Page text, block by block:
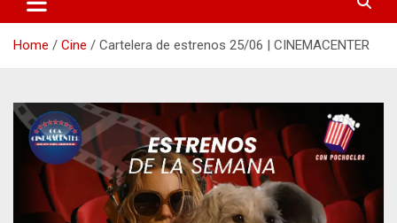
Home Cine Cartelera de estrenos 25/06 | CINEMACENTER